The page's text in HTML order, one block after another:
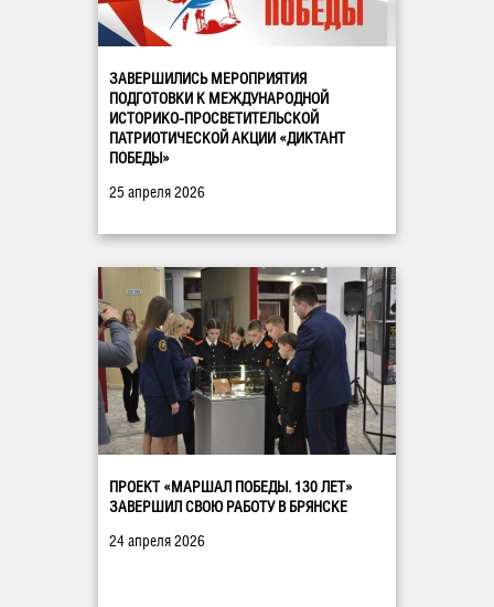
ЗАВЕРШИЛИСЬ МЕРОПРИЯТИЯ
ПОДГОТОВКИ К МЕЖДУНАРОДНОЙ
ИСТОРИКО-ПРОСВЕТИТЕЛЬСКОЙ
ПАТРИОТИЧЕСКОЙ АКЦИИ «ДИКТАНТ
ПОБЕДЫ»
25 апреля 2026
ПРОЕКТ «МАРШАЛ ПОБЕДЫ. 130 ЛЕТ»
ЗАВЕРШИЛ СВОЮ РАБОТУ В БРЯНСКЕ
24 апреля 2026